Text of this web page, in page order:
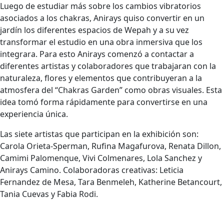
Luego de estudiar más sobre los cambios vibratorios
asociados a los chakras, Anirays quiso convertir en un
jardín los diferentes espacios de Wepah y a su vez
transformar el estudio en una obra inmersiva que los
integrara. Para esto Anirays comenzó a contactar a
diferentes artistas y colaboradores que trabajaran con la
naturaleza, flores y elementos que contribuyeran a la
atmosfera del “Chakras Garden” como obras visuales. Esta
idea tomó forma rápidamente para convertirse en una
experiencia única.
Las siete artistas que participan en la exhibición son:
Carola Orieta-Sperman, Rufina Magafurova, Renata Dillon,
Camimi Palomenque, Vivi Colmenares, Lola Sanchez y
Anirays Camino. Colaboradoras creativas: Leticia
Fernandez de Mesa, Tara Benmeleh, Katherine Betancourt,
Tania Cuevas y Fabia Rodi.